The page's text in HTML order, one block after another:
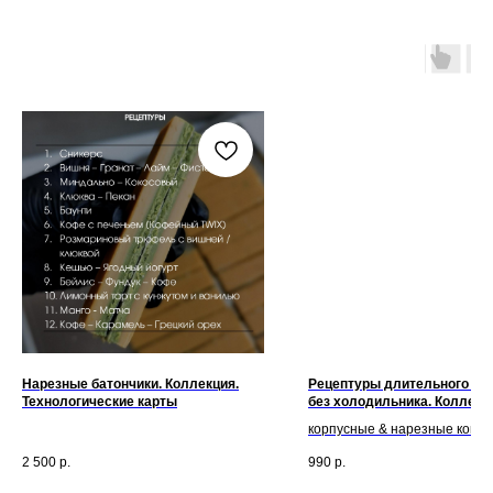
Нарезные батончики. Коллекция.
Технологические карты
2 500 р.
Рецептуры длительного
без холодильника.
корпусные & нарезные
990 р.